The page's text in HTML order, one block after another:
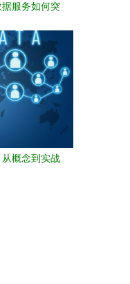
服务如何突
概念到实战